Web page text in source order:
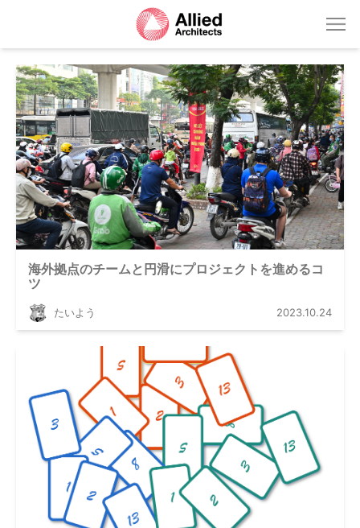
海外拠点のチームと円滑にプロジェクトを進めるコ
ツ
たいよう 2023.10.24